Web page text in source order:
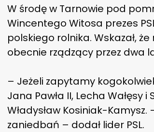
W środę w Tarnowie pod
Wincentego Witosa prezes
polskiego rolnika. Wskazał,
obecnie rządzący przez dwa
– Jeżeli zapytamy
Jana Pawła II, Lecha Wałęsy
Władysław Kosiniak-
zaniedbań – dodał lider PSL.